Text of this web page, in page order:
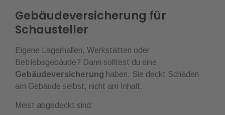
Gebäudeversicherung für
Schausteller
Eigene Lagerhallen, Werkstätten oder
Betriebsgebäude? Dann solltest du eine
Gebäudeversicherung haben. Sie deckt Schäden
am Gebäude selbst, nicht am Inhalt.
Meist abgedeckt sind: